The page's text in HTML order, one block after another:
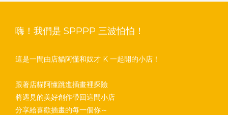
嗨！我們是 SPPPP 三波怕怕！
這是一間由店貓阿懂和奴才 K 一起開的小店！
跟著店貓阿懂跳進插畫裡探險
將遇見的美好創作帶回這間小店
分享給喜歡插畫的每一個你～